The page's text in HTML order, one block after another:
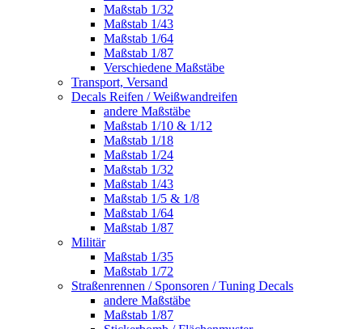
Maßstab 1/32
Maßstab 1/43
Maßstab 1/64
Maßstab 1/87
Verschiedene Maßstäbe
Transport, Versand
Decals Reifen / Weißwandreifen
andere Maßstäbe
Maßstab 1/10 & 1/12
Maßstab 1/18
Maßstab 1/24
Maßstab 1/32
Maßstab 1/43
Maßstab 1/5 & 1/8
Maßstab 1/64
Maßstab 1/87
Militär
Maßstab 1/35
Maßstab 1/72
Straßenrennen / Sponsoren / Tuning Decals
andere Maßstäbe
Maßstab 1/87